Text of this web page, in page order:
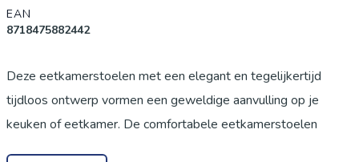
EAN
8718475882442
Deze eetkamerstoelen met een elegant en tegelijkertijd
tijdloos ontwerp vormen een geweldige aanvulling op je
keuken of eetkamer. De comfortabele eetkamerstoelen